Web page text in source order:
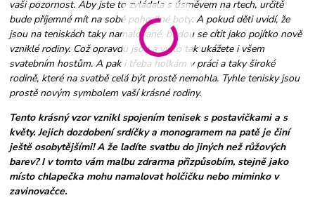
vaši pozornost. Aby jste to zvládala s úsměvem na rtech, určitě
bude příjemné mít na sobě pohodlné boty. A pokud děti uvidí, že
jsou na teniskách taky namalované, budou se cítit jako pojítko nově
vzniklé rodiny. Což opravdu jsou a vy to tak ukážete i všem
svatebním hostům. A pak i třeba holkám v práci a taky široké
rodině, které na svatbě celá být prostě nemohla. Tyhle tenisky jsou
prostě novým symbolem vaší krásné rodiny.
Tento krásný vzor vznikl spojením tenisek s postavičkami a s
květy. Jejich dozdobení srdíčky a monogramem na patě je činí
ještě osobytějšími! A že ladíte svatbu do jiných než růžových
barev? I v tomto vám malbu zdrarma přizpůsobím, stejně jako
místo chlapečka mohu namalovat holčičku nebo miminko v
zavinovačce.